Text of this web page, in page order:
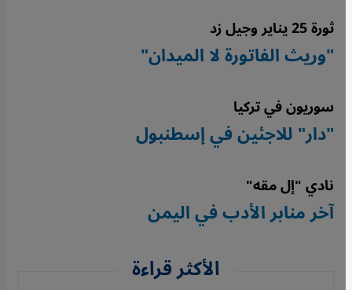
ثورة 25 يناير وجيل زد
"وريث الفاتورة لا الميدان"
سوريون في تركيا
"دار" للاجئين في إسطنبول
نادي "إل مقه"
آخر منابر الأدب في اليمن
الأكثر قراءة